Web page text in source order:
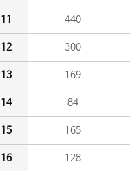
11 440
12 300
13 169
14 84
15 165
16 128